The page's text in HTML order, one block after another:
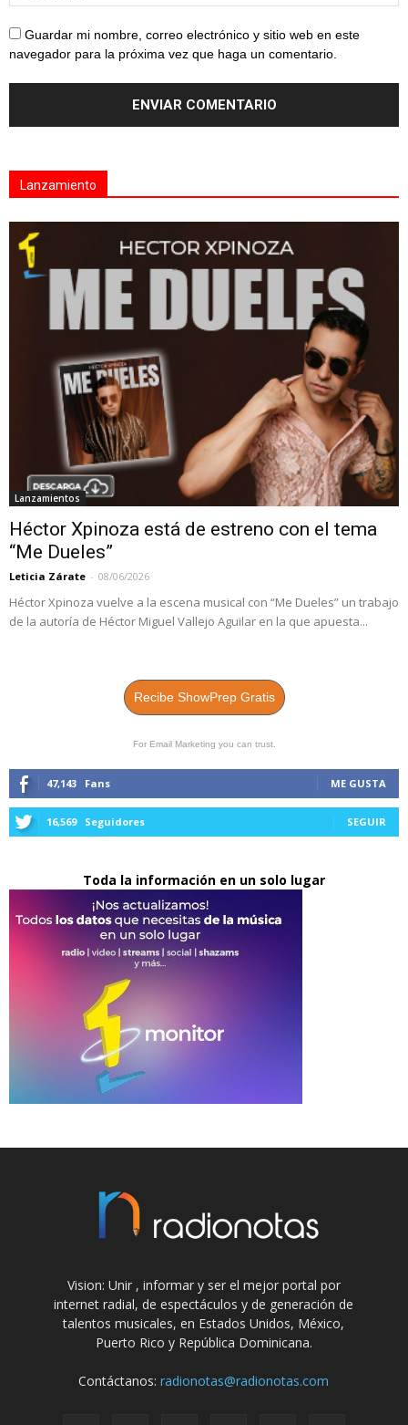
Guardar mi nombre, correo electrónico y sitio web en este
navegador para la próxima vez que haga un comentario.
Lanzamiento
Lanzamientos
Héctor Xpinoza está de estreno con el tema
“Me Dueles”
Leticia Zárate - 08/06/2026
Héctor Xpinoza vuelve a la escena musical con “Me Dueles” un trabajo
de la autoría de Héctor Miguel Vallejo Aguilar en la que apuesta...
Recibe ShowPrep Gratis
For Email Marketing you can trust.
47,143 Fans ME GUSTA
16,569 Seguidores SEGUIR
Toda la información en un solo lugar
Vision: Unir , informar y ser el mejor portal por
internet radial, de espectáculos y de generación de
talentos musicales, en Estados Unidos, México,
Puerto Rico y República Dominicana.
Contáctanos:radionotas@radionotas.com